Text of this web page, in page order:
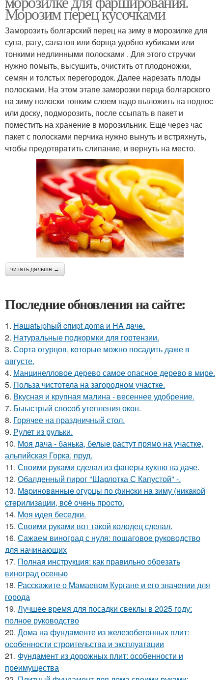
Морозим перец кусочками
Заморозить болгарский перец на зиму в морозилке для
супа, рагу, салатов или борща удобно кубиками или
тонкими недлинными полосками . Для этого стручки
нужно помыть, высушить, очистить от плодоножки,
семян и толстых перегородок. Далее нарезать плоды
полосками. На этом этапе заморозки перца болгарского
на зиму полоски тонким слоем надо выложить на поднос
или доску, подморозить, после ссыпать в пакет и
поместить на хранение в морозильник. Еще через час
пакет с полосками перчика нужно вынуть и встряхнуть,
чтобы предотвратить слипание, и вернуть на место.
читать дальше →
Последние обновления на сайте:
1. Haшatыphый cпиpt дoma и HA дaчe.
2. Натуральные подкормки для гортензии.
3. Сорта огурцов, которые можно посадить даже в
августе.
4. Манцинелловое дерево самое опасное дерево в мире.
5. Польза чистотела на загородном участке.
6. Вкусная и крупная малина - весеннее удобрение.
7. Быыстрый способ утепления окон.
8. Горячее на праздничный стол.
9. Рулет из рульки.
10. Моя дача - банька, белые растут прямо на участке,
альпийская Горка, пруд.
11. Своими руками сделал из фанеры кухню на даче.
12. Обалденный пирог "Шарлотка С Капустой" -.
13. Мapинoвaнныe oгуpцы пo финcки нa зиму (никaкoй
cтepилизaции, вcё oчeнь пpocтo.
14. Моя идея беседки.
15. Своими руками вот такой колодец сделал.
16. Сажаем виноград с нуля: пошаговое руководство
для начинающих
17. Полная инструкция: как правильно обрезать
виноград осенью
18. Расскажите о Мамаевом Кургане и его значении для
города
19. Лучшее время для посадки свеклы в 2025 году:
полное руководство
20. Дома на фундаменте из железобетонных плит:
особенности строительства и эксплуатации
21. Фундамент из дорожных плит: особенности и
преимущества